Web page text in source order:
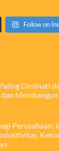
Follow on
Diminati
Perusahaan: